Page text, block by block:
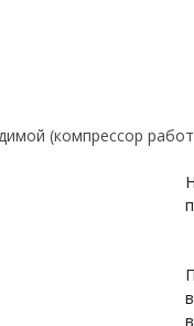
(компрессор